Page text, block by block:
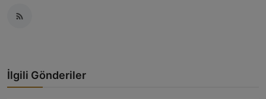
İlgili Gönderiler